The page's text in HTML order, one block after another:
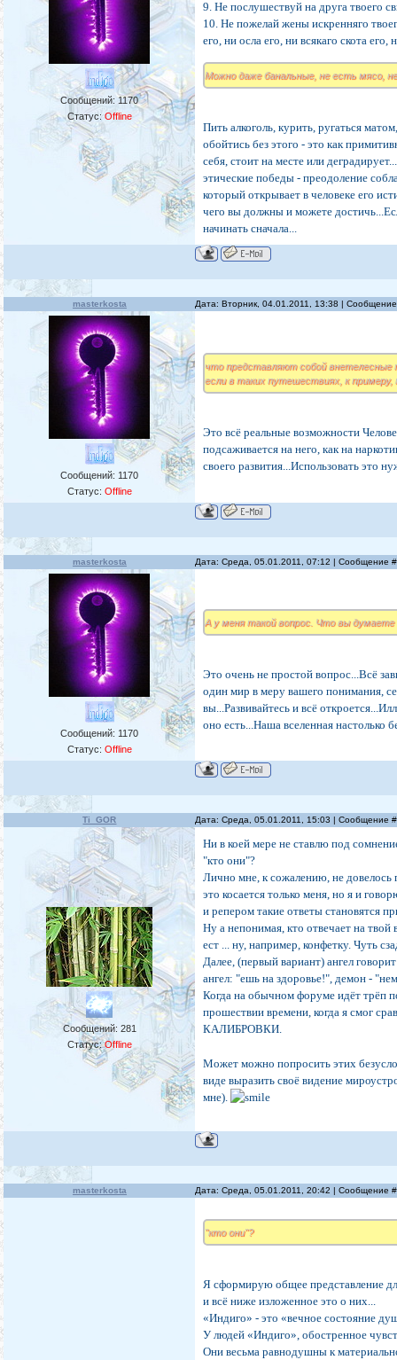
Сообщений:1170
Статус:Offline
9. Не послушествуй на друга твоего
10. Не пожелай жены искренняго
его, ни осла его, ни всякаго скота
Можно даже банальные, не есть мясо,
Пить алкоголь, курить, ругаться
обойтись без этого - это как
себя, стоит на месте или
этические победы - преодоление
который открывает в человеке его
чего вы должны и можете
начинать сначала...
masterkosta Дата: Вторник, 04.01.2011, 13:38 |
Сообщений: 1170
Статус: Offline
что представляют собой
если в таких путешествиях, к
Это всё реальные возможности
подсаживается на него, как на
своего развития...Использовать это
masterkosta Дата: Среда, 05.01.2011, 07:12 | Сообщение
Сообщений: 1170
Статус: Offline
А у меня такой вопрос. Что вы
Это очень не простой вопрос...Всё
один мир в меру вашего понимания,
вы...Развивайтесь и всё
оно есть...Наша вселенная настолько
Ti_GOR Дата: Среда, 05.01.2011, 15:03 | Сообщение
Сообщений: 281
Статус:Offline
Ни в коей мере не ставлю под
"кто они"?
Лично мне, к сожалению, не довелось
это косается только меня, но я и
и репером такие ответы становятся
Ну а непонимая, кто отвечает на твой
ест ... ну, например, конфетку. Чуть
Далее, (первый вариант) ангел
ангел: "ешь на здоровье!", демон -
Когда на обычном форуме идёт трёп
прошествии времени, когда я смог
КАЛИБРОВКИ.
Может можно попросить этих
виде выразить своё видение
мне).
masterkosta Дата: Среда, 05.01.2011, 20:42 | Сообщение
"кто они"?
Я сформирую общее представление
и всё ниже изложенное это о них...
«Индиго» - это «вечное состояние
У людей «Индиго», обостренное
Они весьма равнодушны к